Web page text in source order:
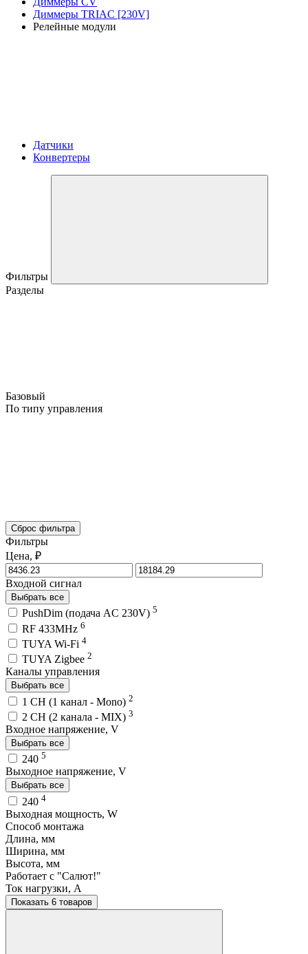
Диммеры TRIAC [230V]
Релейные модули
Датчики
Конвертеры
Фильтры
Разделы
Базовый
По типу управления
Сброс фильтра
Фильтры
Цена, ₽
Входной сигнал
Выбрать все
PushDim (подача AC 230V) 5
RF 433MHz 6
TUYA Wi-Fi 4
TUYA Zigbee 2
Каналы управления
Выбрать все
1 CH (1 канал - Mono) 2
2 CH (2 канала - MIX) 3
Входное напряжение, V
Выбрать все
240 5
Выходное напряжение, V
Выбрать все
240 4
Выходная мощность, W
Способ монтажа
Длина, мм
Ширина, мм
Высота, мм
Работает с "Салют!"
Ток нагрузки, A
Показать 6 товаров